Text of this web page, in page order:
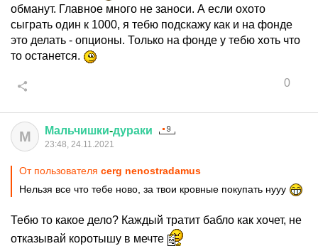
обманут. Главное много не заноси. А если охото
сыграть один к 1000, я тебю подскажу как и на фонде
это делать - опционы. Только на фонде у тебю хоть что
то останется.
0
М Мальчишки-дураки
23:48, 24.11.2021
От пользователя cerg nenostradamus
Нельзя все что тебе ново, за твои кровные покупать нууу
Тебю то какое дело? Каждый тратит бабло как хочет, не
отказывай коротышу в мечте